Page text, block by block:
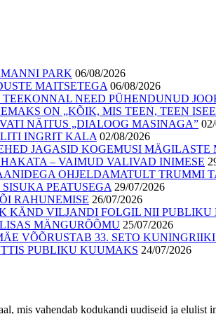
PARK 06/08/2026
MAITSETEGA 06/08/2026
NEED PÜHENDUNUD
ON „KÕIK, MIS TEEN, TEEN
NÄITUS „DIALOOG MASINAGA”
INGRIT KALA 02/08/2026
JAGASID KOGEMUSI MÄGILASTE
– VAIMUD VALIVAD INIMESE
OHJELDAMATULT TRUMMI
PEATUSEGA 29/07/2026
RAHUNEMISE 26/07/2026
KÄND VILJANDI FOLGIL NII PUBLIKU
MÄNGURÕÕMU 25/07/2026
VÕÕRUSTAB 33. SETO KUNINGRIIKI
PUBLIKU KUUMAKS 24/07/2026
mis vahendab kodukandi uudiseid ja elulist